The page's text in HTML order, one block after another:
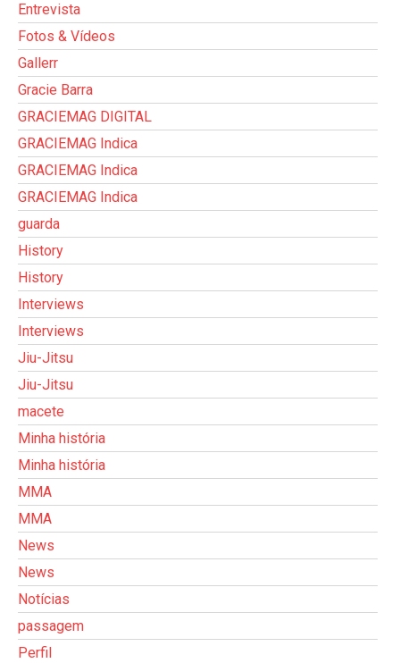
Entrevista
Fotos & Vídeos
Gallerr
Gracie Barra
GRACIEMAG DIGITAL
GRACIEMAG Indica
GRACIEMAG Indica
GRACIEMAG Indica
guarda
History
History
Interviews
Interviews
Jiu-Jitsu
Jiu-Jitsu
macete
Minha história
Minha história
MMA
MMA
News
News
Notícias
passagem
Perfil